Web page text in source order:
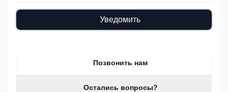
Уведомить
Позвонить нам
Остались вопросы?